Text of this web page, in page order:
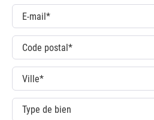
Type de bien